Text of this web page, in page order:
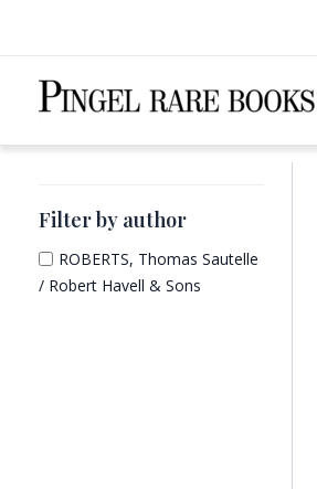
Filter by author
ROBERTS, Thomas Sautelle
/ Robert Havell & Sons